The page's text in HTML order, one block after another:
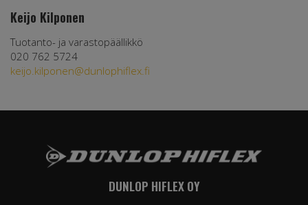
Keijo Kilponen
Tuotanto- ja varastopäällikkö
020 762 5724
keijo.kilponen@dunlophiflex.fi
DUNLOP HIFLEX OY